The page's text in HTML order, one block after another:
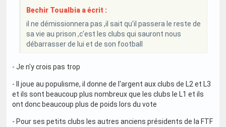
Bechir Toualbia a écrit :
il ne démissionnera pas ,il sait qu'il passera le reste de
sa vie au prison ,c'est les clubs qui sauront nous
débarrasser de lui et de son football
- Je n'y crois pas trop
- Il joue au populisme, il donne de l'argent aux clubs de L2 et L3
et ils sont beaucoup plus nombreux que les clubs le L1 et ils
ont donc beaucoup plus de poids lors du vote
- Pour ses petits clubs les autres anciens présidents de la FTF